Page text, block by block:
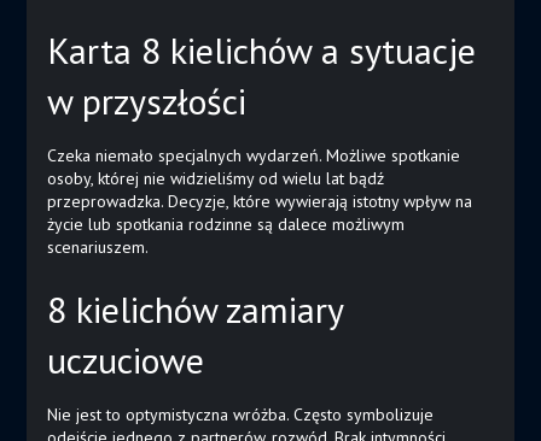
Karta 8 kielichów a sytuacje
w przyszłości
Czeka niemało specjalnych wydarzeń. Możliwe spotkanie
osoby, której nie widzieliśmy od wielu lat bądź
przeprowadzka. Decyzje, które wywierają istotny wpływ na
życie lub spotkania rodzinne są dalece możliwym
scenariuszem.
8 kielichów zamiary
uczuciowe
Nie jest to optymistyczna wróżba. Często symbolizuje